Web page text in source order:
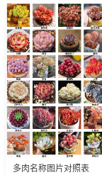
多肉名称图片对照表